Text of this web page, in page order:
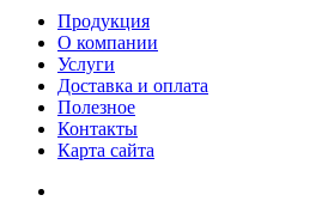
Продукция
О компании
Услуги
Доставка и оплата
Полезное
Контакты
Карта сайта